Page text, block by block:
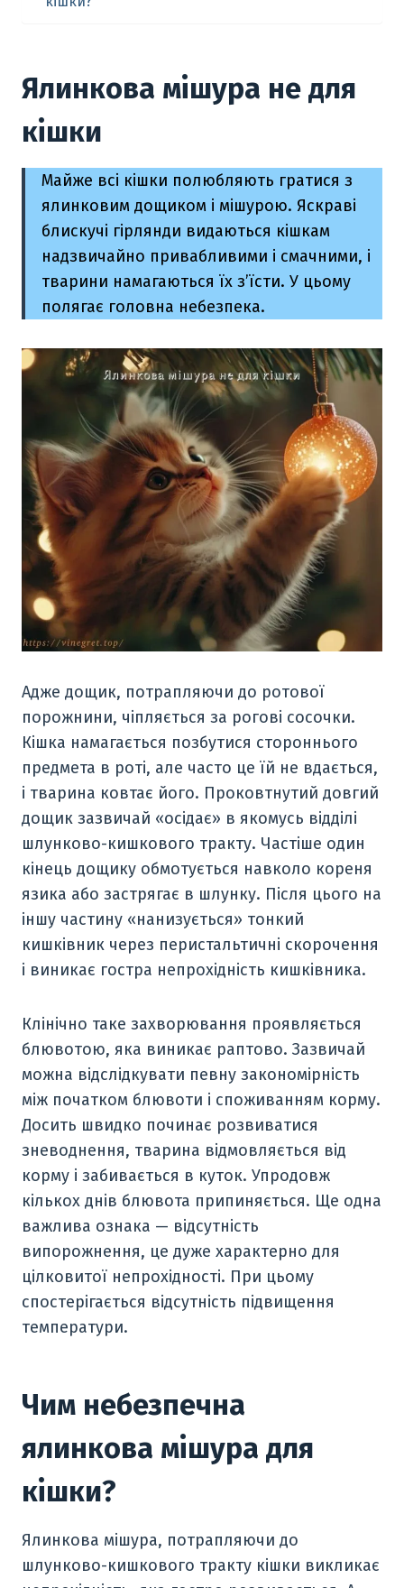
Ялинкова мішура не для
кішки
Майже всі кішки полюбляють гратися з
ялинковим дощиком і мішурою. Яскраві
блискучі гірлянди видаються кішкам
надзвичайно привабливими і смачними, і
тварини намагаються їх з’їсти. У цьому
полягає головна небезпека.
Адже дощик, потрапляючи до ротової
порожнини, чіпляється за рогові сосочки.
Кішка намагається позбутися стороннього
предмета в роті, але часто це їй не вдається,
і тварина ковтає його. Проковтнутий довгий
дощик зазвичай «осідає» в якомусь відділі
шлунково-кишкового тракту. Частіше один
кінець дощику обмотується навколо кореня
язика або застрягає в шлунку. Після цього на
іншу частину «нанизується» тонкий
кишківник через перистальтичні скорочення
і виникає гостра непрохідність кишківника.
Клінічно таке захворювання проявляється
блювотою, яка виникає раптово. Зазвичай
можна відслідкувати певну закономірність
між початком блювоти і споживанням корму.
Досить швидко починає розвиватися
зневоднення, тварина відмовляється від
корму і забивається в куток. Упродовж
кількох днів блювота припиняється. Ще одна
важлива ознака — відсутність
випорожнення, це дуже характерно для
цілковитої непрохідності. При цьому
спостерігається відсутність підвищення
температури.
Чим небезпечна
ялинкова мішура для
кішки?
Ялинкова мішура, потрапляючи до
шлунково-кишкового тракту кішки викликає